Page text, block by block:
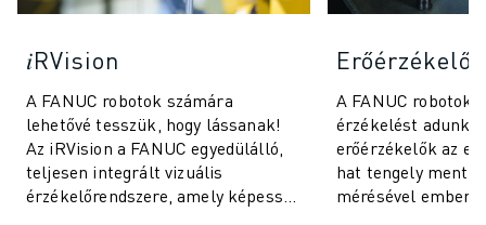
𝑖RVision
A FANUC robotok számára
lehetővé tesszük, hogy lássanak!
Az iRVision a FANUC egyedülálló,
teljesen integrált vizuális
érzékelőrendszere, amely képessé
Erőérzékelő
A FANUC robotok
érzékelést adunk!
erőérzékelők az
hat tengely
mérésével emberi